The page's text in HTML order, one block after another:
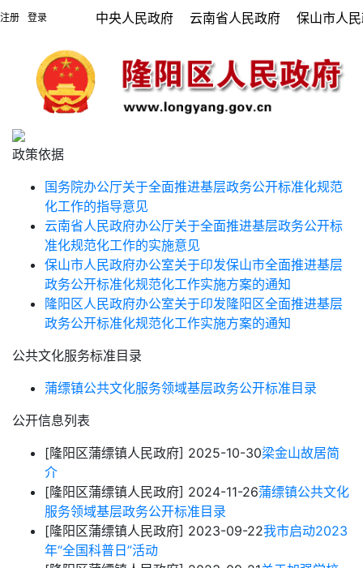
注册 登录 中央人民政府 云南省人民政府 保山市人
政策依据
国务院办公厅关于全面推进基层政务公开标准化规范
化工作的指导意见
云南省人民政府办公厅关于全面推进基层政务公开标
准化规范化工作的实施意见
保山市人民政府办公室关于印发保山市全面推进基层
政务公开标准化规范化工作实施方案的通知
隆阳区人民政府办公室关于印发隆阳区全面推进基层
政务公开标准化规范化工作实施方案的通知
公共文化服务标准目录
蒲缥镇公共文化服务领域基层政务公开标准目录
公开信息列表
[隆阳区蒲缥镇人民政府] 2025-10-30梁金山故居简
介
[隆阳区蒲缥镇人民政府] 2024-11-26蒲缥镇公共文化
服务领域基层政务公开标准目录
[隆阳区蒲缥镇人民政府] 2023-09-22我市启动2023
年“全国科普日”活动